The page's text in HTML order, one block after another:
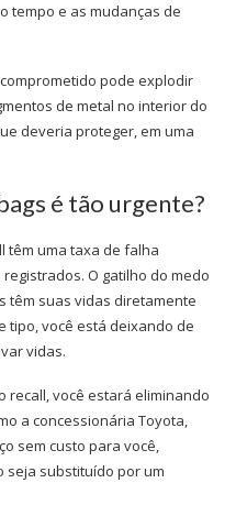
tempo e as mudanças de
pode explodir
de metal no interior do
deveria proteger, em uma
é tão urgente?
têm uma taxa de falha
O gatilho do medo
têm suas vidas diretamente
tipo, você está deixando de
vidas.
recall, você estará eliminando
a concessionária Toyota,
sem custo para você,
seja substituído por um